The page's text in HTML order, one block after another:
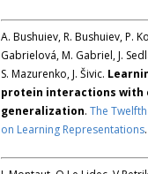
A. Bushuiev, R. Bushuiev, P.
Gabrielová, M. Gabriel, J.
S. Mazurenko, J. Šivic.
protein interactions with
generalization. The
on Learning Representations